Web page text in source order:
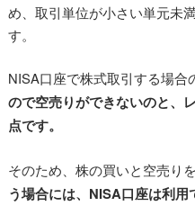
め、取引単位が小さい単元未
す。
NISA口座で株式取引する場合
ので空売りができないのと、
点です。
そのため、株の買いと空売り
う場合には、NISA口座は利用